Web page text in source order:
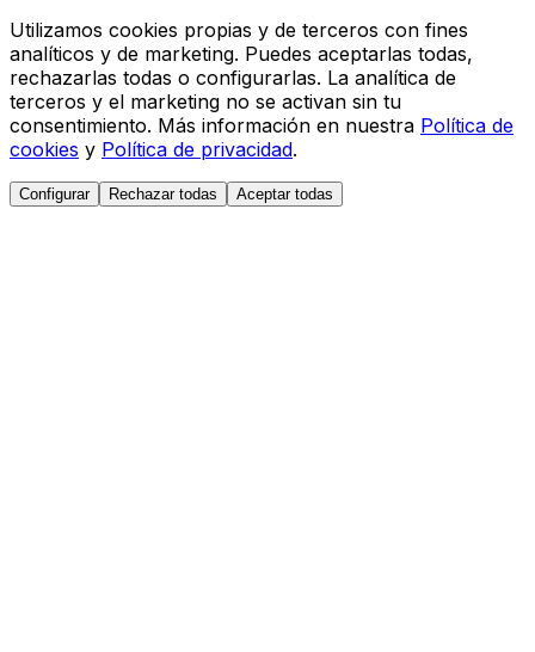
Utilizamos cookies propias y de terceros con fines
analíticos y de marketing. Puedes aceptarlas todas,
rechazarlas todas o configurarlas. La analítica de
terceros y el marketing no se activan sin tu
consentimiento. Más información en nuestra Política de
cookies y Política de privacidad.
Configurar Rechazar todas Aceptar todas